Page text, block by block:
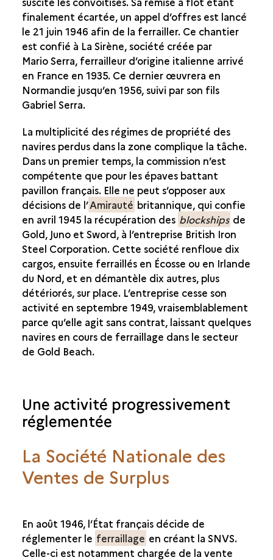
finalement écartée, un appel d’offres est lancé
le 21 juin 1946 afin de la ferrailler. Ce chantier
est confié à La Sirène, société créée par
Mario Serra, ferrailleur d’origine italienne arrivé
en France en 1935. Ce dernier œuvrera en
Normandie jusqu’en 1956, suivi par son fils
Gabriel Serra.
La multiplicité des régimes de propriété des
navires perdus dans la zone complique la tâche.
Dans un premier temps, la commission n’est
compétente que pour les épaves battant
pavillon français. Elle ne peut s’opposer aux
décisions de l’Amirauté britannique, qui confie
en avril 1945 la récupération des blockships de
Gold, Juno et Sword, à l’entreprise British Iron
Steel Corporation. Cette société renfloue dix
cargos, ensuite ferraillés en Écosse ou en Irlande
du Nord, et en démantèle dix autres, plus
détériorés, sur place. L’entreprise cesse son
activité en septembre 1949, vraisemblablement
parce qu’elle agit sans contrat, laissant quelques
navires en cours de ferraillage dans le secteur
de Gold Beach.
Une activité progressivement
réglementée
La Société Nationale des
Ventes de Surplus
En août 1946, l’État français décide de
réglementer le ferraillage en créant la SNVS.
Celle-ci est notamment chargée de la vente